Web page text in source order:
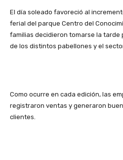
El día soleado favoreció al
ferial del parque Centro del
familias decidieron tomarse la tarde
de los distintos pabellones y el
Como ocurre en cada edición, las
registraron ventas y generaron
clientes.